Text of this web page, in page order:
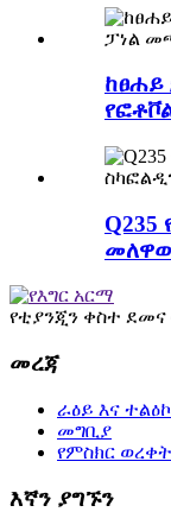
ከፀሐይ
የቲያንጂን ቀስተ
መረጃ
ራዕይ እና
መግቢያ
የምስክር ወረቀት
እኛን ያግኙን